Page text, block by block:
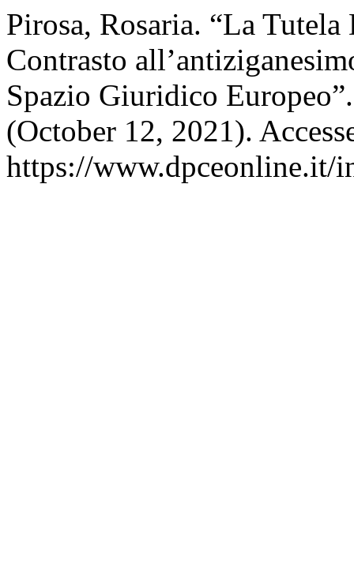
Pirosa, Rosaria. “La
Contrasto
Spazio Giuridico
(October 12, 2021).
https://www.dpceonline.it/